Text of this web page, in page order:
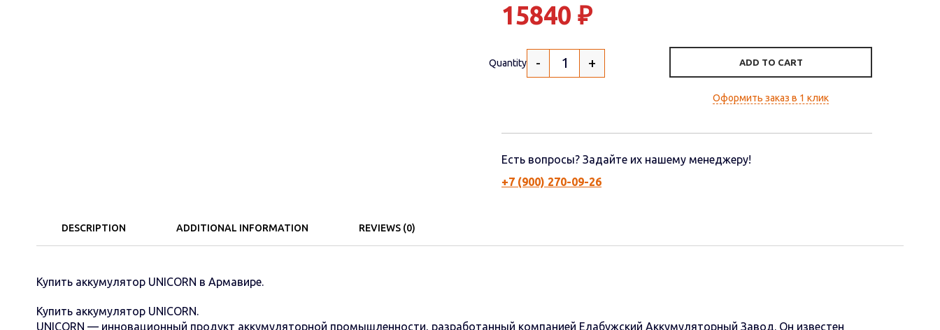
15840 ₽
Quantity - + ADD TO CART
Оформить заказ в 1 клик
Есть вопросы? Задайте их нашему менеджеру!
+7 (900) 270-09-26
DESCRIPTION ADDITIONAL INFORMATION REVIEWS (0)
Купить аккумулятор UNICORN в Армавире.
Купить аккумулятор UNICORN.
UNICORN — инновационный продукт аккумуляторной промышленности, разработанный компанией Елабужский Аккумуляторный Завод. Он известен